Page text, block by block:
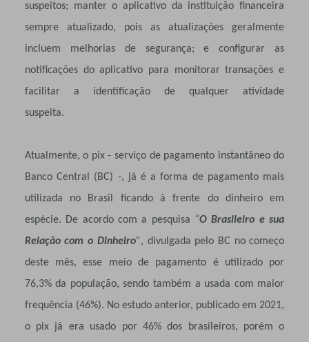
suspeitos; manter o aplicativo da instituição financeira
sempre atualizado, pois as atualizações geralmente
incluem melhorias de segurança; e configurar as
notificações do aplicativo para monitorar transações e
facilitar a identificação de qualquer atividade
suspeita.
Atualmente, o pix - serviço de pagamento instantâneo do
Banco Central (BC) -, já é a forma de pagamento mais
utilizada no Brasil ficando à frente do dinheiro em
espécie. De acordo com a pesquisa “O Brasileiro e sua
Relação com o Dinheiro”, divulgada pelo BC no começo
deste mês, esse meio de pagamento é utilizado por
76,3% da população, sendo também a usada com maior
frequência (46%). No estudo anterior, publicado em 2021,
o pix já era usado por 46% dos brasileiros, porém o